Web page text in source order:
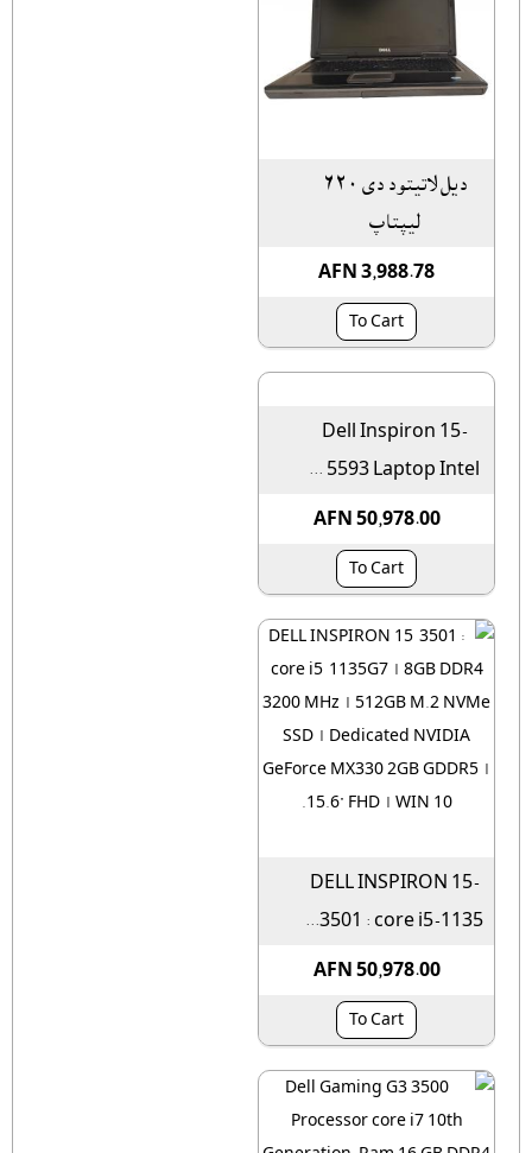
ديل لاتيتود دى ٦٢٠
ليپتاپ
AFN 3,988.78
To Cart
Dell Inspiron 15-
5593 Laptop Intel ...
AFN 50,978.00
To Cart
DELL INSPIRON 15-
3501 : core i5-1135...
AFN 50,978.00
To Cart